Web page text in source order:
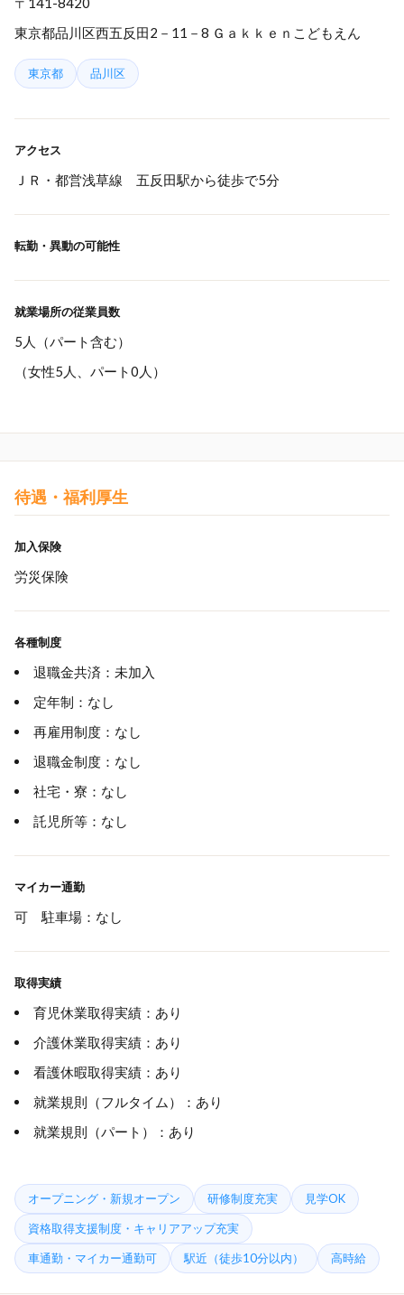
東京都品川区西五反田2－11－8 Ｇａｋｋｅｎこどもえん
東京都 品川区
アクセス
ＪＲ・都営浅草線 五反田駅から徒歩で5分
転勤・異動の可能性
就業場所の従業員数
5人（パート含む）
（女性5人、パート0人）
待遇・福利厚生
加入保険
労災保険
各種制度
退職金共済：未加入
定年制：なし
再雇用制度：なし
退職金制度：なし
社宅・寮：なし
託児所等：なし
マイカー通勤
可 駐車場：なし
取得実績
育児休業取得実績：あり
介護休業取得実績：あり
看護休暇取得実績：あり
就業規則（フルタイム）：あり
就業規則（パート）：あり
オープニング・新規オープン 研修制度充実 見学OK
資格取得支援制度・キャリアアップ充実
車通勤・マイカー通勤可 駅近（徒歩10分以内） 高時給